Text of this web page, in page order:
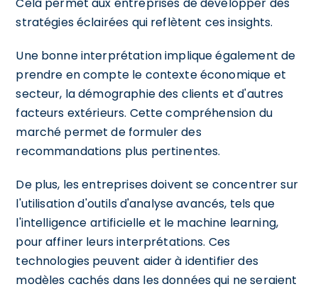
stratégies éclairées qui reflètent ces insights.
Une bonne interprétation implique également de
prendre en compte le contexte économique et
secteur, la démographie des clients et d'autres
facteurs extérieurs. Cette compréhension du
marché permet de formuler des
recommandations plus pertinentes.
De plus, les entreprises doivent se concentrer sur
l'utilisation d'outils d'analyse avancés, tels que
l'intelligence artificielle et le machine learning,
pour affiner leurs interprétations. Ces
technologies peuvent aider à identifier des
modèles cachés dans les données qui ne seraient